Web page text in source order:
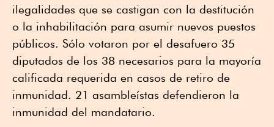
ilegalidades que se castigan con la destitución
o la inhabilitación para asumir nuevos puestos
públicos. Sólo votaron por el desafuero 35
diputados de los 38 necesarios para la mayoría
calificada requerida en casos de retiro de
inmunidad. 21 asambleístas defendieron la
inmunidad del mandatario.